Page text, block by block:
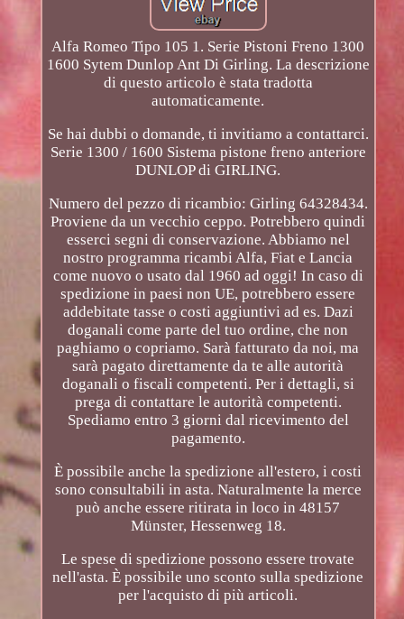
Alfa Romeo Tipo 105 1. Serie Pistoni Freno 1300
1600 Sytem Dunlop Ant Di Girling. La descrizione
di questo articolo è stata tradotta
automaticamente.
Se hai dubbi o domande, ti invitiamo a contattarci.
Serie 1300 / 1600 Sistema pistone freno anteriore
DUNLOP di GIRLING.
Numero del pezzo di ricambio: Girling 64328434.
Proviene da un vecchio ceppo. Potrebbero quindi
esserci segni di conservazione. Abbiamo nel
nostro programma ricambi Alfa, Fiat e Lancia
come nuovo o usato dal 1960 ad oggi! In caso di
spedizione in paesi non UE, potrebbero essere
addebitate tasse o costi aggiuntivi ad es. Dazi
doganali come parte del tuo ordine, che non
paghiamo o copriamo. Sarà fatturato da noi, ma
sarà pagato direttamente da te alle autorità
doganali o fiscali competenti. Per i dettagli, si
prega di contattare le autorità competenti.
Spediamo entro 3 giorni dal ricevimento del
pagamento.
È possibile anche la spedizione all'estero, i costi
sono consultabili in asta. Naturalmente la merce
può anche essere ritirata in loco in 48157
Münster, Hessenweg 18.
Le spese di spedizione possono essere trovate
nell'asta. È possibile uno sconto sulla spedizione
per l'acquisto di più articoli.